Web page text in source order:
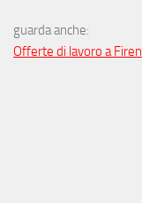
guarda anche:
Offerte di lavoro a